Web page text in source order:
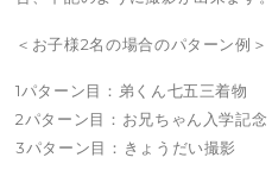
＜お子様2名の場合のパターン例＞
1パターン目：弟くん七五三着物
2パターン目：お兄ちゃん入学記念
3パターン目：きょうだい撮影